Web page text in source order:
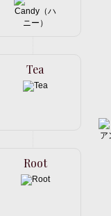
Tea
Root